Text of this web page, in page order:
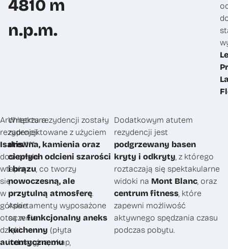
4810 m
n.p.m.
Architektura
rezydencji
Isatis****
doskonale
wtapia
się
w
górskie
otoczenie
dzięki
autentycznemu
Wnętrza rezydencji zostały
zaprojektowane z użyciem
drewna, kamienia oraz
ciepłych odcieni szarości
i brązu, co tworzy
nowoczesną, ale
przytulną atmosferę.
Apartamenty wyposażone
są wfunkcjonalny aneks
kuchenny (płyta
indukcyjna, okap,
Dodatkowym atutem
rezydencji jest
podgrzewany basen
kryty i odkryty, z którego
roztaczają się spektakularne
widoki na Mont Blanc, oraz
centrum fitness, które
zapewni możliwość
aktywnego spędzania czasu
podczas pobytu.